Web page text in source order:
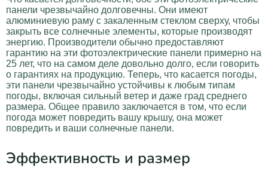
панели чрезвычайно долговечны. Они имеют
алюминиевую раму с закаленным стеклом сверху, чтобы
закрыть все солнечные элементы, которые производят
энергию. Производители обычно предоставляют
гарантию на эти фотоэлектрические панели примерно на
25 лет, что на самом деле довольно долго, если говорить
о гарантиях на продукцию. Теперь, что касается погоды,
эти панели чрезвычайно устойчивы к любым типам
погоды, включая сильный ветер и даже град среднего
размера. Общее правило заключается в том, что если
погода может повредить вашу крышу, она может
повредить и ваши солнечные панели.
Эффективность и размер